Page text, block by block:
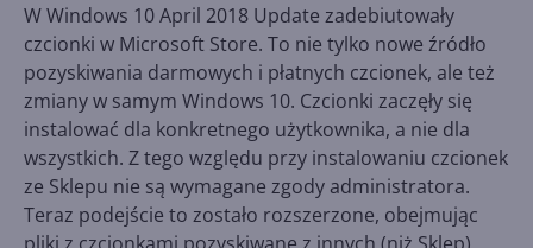
W Windows 10 April 2018 Update zadebiutowały
czcionki w Microsoft Store. To nie tylko nowe źródło
pozyskiwania darmowych i płatnych czcionek, ale też
zmiany w samym Windows 10. Czcionki zaczęły się
instalować dla konkretnego użytkownika, a nie dla
wszystkich. Z tego względu przy instalowaniu czcionek
ze Sklepu nie są wymagane zgody administratora.
Teraz podejście to zostało rozszerzone, obejmując